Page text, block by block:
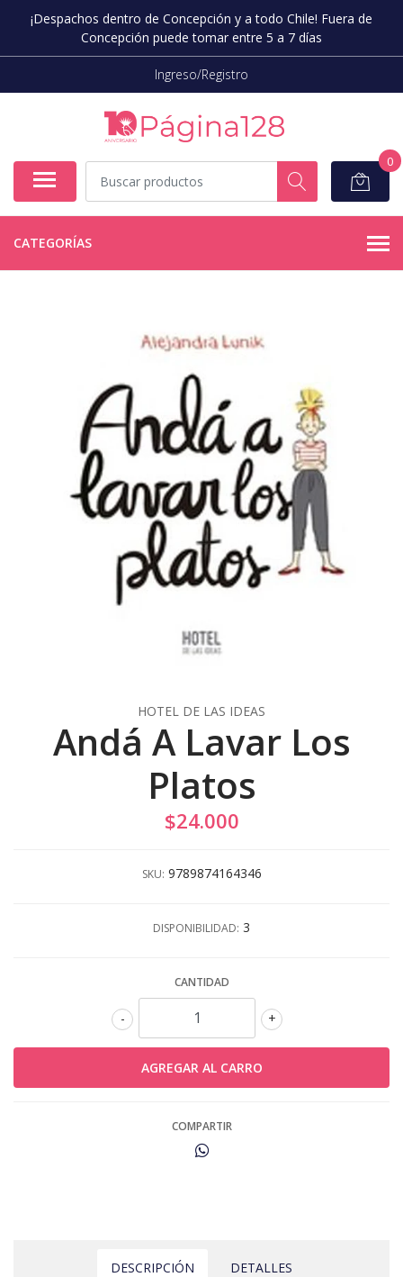
¡Despachos dentro de Concepción y a todo Chile! Fuera de
Concepción puede tomar entre 5 a 7 días
Ingreso/Registro
0
CATEGORÍAS
HOTEL DE LAS IDEAS
Andá A Lavar Los
Platos
$24.000
SKU: 9789874164346
DISPONIBILIDAD: 3
CANTIDAD
+
-
COMPARTIR
DESCRIPCIÓN DETALLES